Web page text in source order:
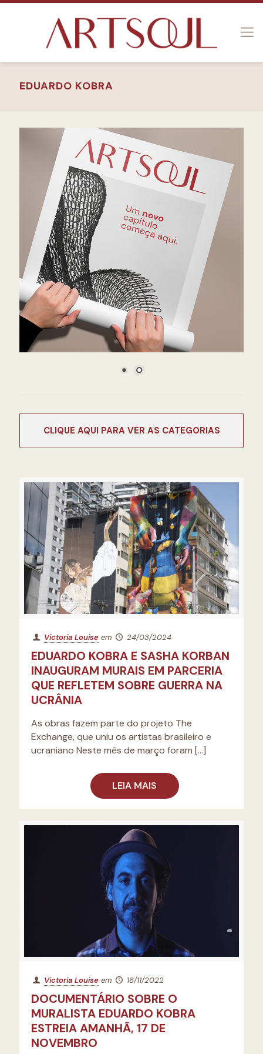
EDUARDO KOBRA
Victoria Louise em 24/03/2024
EDUARDO KOBRA E SASHA KORBAN
INAUGURAM MURAIS EM PARCERIA
QUE REFLETEM SOBRE GUERRA NA
UCRÂNIA
As obras fazem parte do projeto The
Exchange, que uniu os artistas brasileiro e
ucraniano Neste mês de março foram […]
LEIA MAIS
Victoria Louise em 16/11/2022
DOCUMENTÁRIO SOBRE O
MURALISTA EDUARDO KOBRA
ESTREIA AMANHÃ, 17 DE
NOVEMBRO
CATEGORIAS